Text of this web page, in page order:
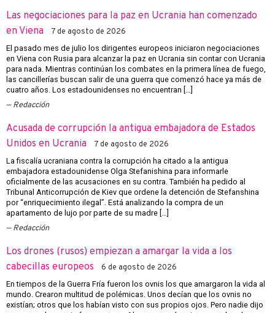
Las negociaciones para la paz en Ucrania han comenzado
en Viena
7 de agosto de 2026
El pasado mes de julio los dirigentes europeos iniciaron negociaciones
en Viena con Rusia para alcanzar la paz en Ucrania sin contar con Ucrania
para nada. Mientras continúan los combates en la primera línea de fuego,
las cancillerías buscan salir de una guerra que comenzó hace ya más de
cuatro años. Los estadounidenses no encuentran […]
Redacción
Acusada de corrupción la antigua embajadora de Estados
Unidos en Ucrania
7 de agosto de 2026
La fiscalía ucraniana contra la corrupción ha citado a la antigua
embajadora estadounidense Olga Stefanishina para informarle
oficialmente de las acusaciones en su contra. También ha pedido al
Tribunal Anticorrupción de Kiev que ordene la detención de Stefanshina
por “enriquecimiento ilegal”. Está analizando la compra de un
apartamento de lujo por parte de su madre […]
Redacción
Los drones (rusos) empiezan a amargar la vida a los
cabecillas europeos
6 de agosto de 2026
En tiempos de la Guerra Fría fueron los ovnis los que amargaron la vida al
mundo. Crearon multitud de polémicas. Unos decían que los ovnis no
existían; otros que los habían visto con sus propios ojos. Pero nadie dijo